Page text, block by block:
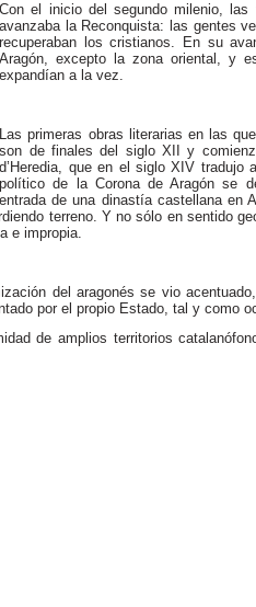
Con el inicio del segundo milenio,
avanzaba la Reconquista: las gentes
recuperaban los cristianos. En su
Aragón, excepto la zona oriental, y
expandían a la vez.
Las primeras obras literarias en las
son de finales del siglo XII y
d’Heredia, que en el siglo XIV
político de la Corona de Aragón se
entrada de una dinastía castellana en
terreno. Y no sólo en sentido
e impropia.
del aragonés se vio
por el propio Estado, tal y como
de amplios territorios